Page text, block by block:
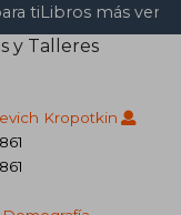
tiLibros más
Kropotkin